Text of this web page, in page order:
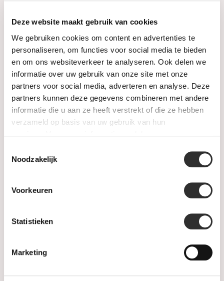
Deze website maakt gebruik van cookies
We gebruiken cookies om content en advertenties te
personaliseren, om functies voor social media te bieden
en om ons websiteverkeer te analyseren. Ook delen we
informatie over uw gebruik van onze site met onze
partners voor social media, adverteren en analyse. Deze
partners kunnen deze gegevens combineren met andere
informatie die u aan ze heeft verstrekt of die ze hebben
verzameld op basis van uw gebruik van hun
Noodzakelijk
Voorkeuren
Statistieken
Marketing
Categories
Watches
Jewellery
Wedding rings
PRE-OWNED
Maatwerk